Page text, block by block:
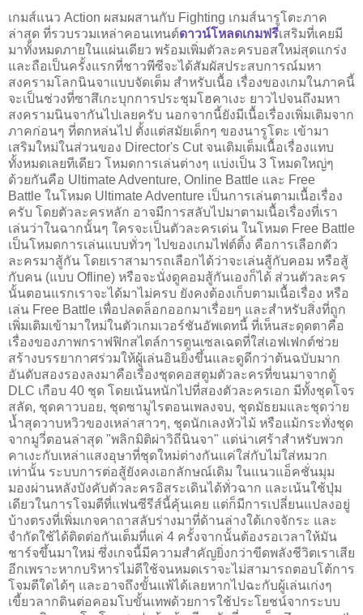
เกมส์แนว Action ผสมผสานกับ Fighting เกมส์นารูโตะภาค
ล่าสุด ที่รวบรวมเหล่าคอนเทนต์ดาวน์โหลดเกมฟรีเสริมที่เคยมี
มาทั้งหมดภายในแผ่นเดียว พร้อมเพิ่มตัวละครบอสใหม่สุดแกร่ง
และถือเป็นครั้งแรกที่ชาวพีซีจะได้สัมผัสประสบการณ์มหา
สงครามโลกนินจาแบบจัดเต็ม สำหรับเนื้อ เรื่องของเกมในภาคนี้
จะเป็นช่วงที่ซาสึเกะบุกการประชุมโฮคาเงะ ยาวไปจนถึงมหา
สงครามนินจากันไปเลยครับ นอกจากนี้ยังมีเนื้อเรื่องเพิ่มเติมจาก
ภาคก่อนๆ ที่ตกหล่นไป ตั้งแต่สมัยเด็กๆ ของนารูโตะ เข้ามา
เสริมใหม่ในส่วนของ Director's Cut จนเติมเต็มเนื้อเรื่องแทบ
ทั้งหมดเลยทีเดียว โหมดการเล่นต่างๆ แบ่งเป็น 3 โหมดใหญ่ๆ
ด้วยกันคือ Ultimate Adventure, Online Battle และ Free
Battle ในโหมด Ultimate Adventure เป็นการเล่นตามเนื้อเรื่อง
ครับ โดยตัวละครหลัก อาจมีการสลับไปมาตามเนื้อเรื่องที่เรา
เล่นว่าในฉากนั้นๆ ใครจะเป็นตัวละครเด่น ในโหมด Free Battle
เป็นโหมดการเล่นแบบทั่วๆ ไปของเกมไฟต์ติ้ง คือการเลือกตัว
ละครมาสู้กัน โดยเราสามารถเลือกได้ว่าจะเล่นสู้กับคอม หรือสู้
กับคน (แบบ Ofline) หรือจะนั่งดูคอมสู้กันเองก็ได้ ส่วนตัวละคร
นั้นตอนแรกเราจะได้มาไม่ครบ ยังคงต้องเก็บตามเนื้อเรื่อง หรือ
เล่น Free Battle เพื่อปลดล็อกออกมาเรื่อยๆ และสำหรับสิ่งที่ถูก
เพิ่มเติมเข้ามาใหม่ในตัวเกมเวอร์ชันอัพเดทนี้ ที่เห็นสะดุดตาคือ
เรื่องของภาพกราฟฟิกสไตล์การตูนเซลเฉดที่ใส่เอฟเฟกต์ช่วย
สร้างบรรยากาศร่วมให้ผู้เล่นอินยิ่งขึ้นและดูดีกว่าต้นฉบับมาก
อันดับสองรองลงมาคือเรื่องชุดคอสตูมตัวละครที่ขนมาจากตู้
DLC เกือบ 40 ชุด โดยเน้นหนักไปที่สองตัวละครเอก มีทั้งชุดโจร
สลัด, ชุดคาวบอย, ชุดซามูไรตอนเพลงจบ, ชุดมัธยมและชุดว่าย
น้ำสุดวาบหวิวของเหล่าสาวๆ, ชุดนักเลงหัวไม้ หรือแม้กระทั่งชุด
จากมูวี่ตอนล่าสุด "พลิกมิติผ่าวิถีนินจา" แต่น่าเศร้าสำหรับพวก
คาเงะกับเหล่าแสงอุษาที่ชุดใหม่ต่างกันแค่ใส่กับไม่ใส่หมวก
เท่านั้น ระบบการต่อสู้ยังคงเอกลักษณ์เดิม ในแนวแอ็คชั่นมุม
มองผ่านหลังบังคับตัวละครอิสระเดินได้ทั่วฉาก และเน้นใช้ปุ่ม
เดียวในการโจมตีที่แฟนซีรีส์นี้คุ้นเคย แต่ก็มีการเปลี่ยนแปลงอยู่
บ้างตรงที่เพิ่มเกจคาถาสลับร่างมาที่ด้านล่างใต้เกจจักระ และ
จำกัดใช้ได้ติดต่อกันเต็มที่แค่ 4 ครั้งจากนั้นต้องรอเวลาให้มัน
ชาร์จขึ้นมาใหม่ ซึ่งเกจนี้มีความสำคัญยิ่งกว่าขีดพลังชีวิตเราเสีย
อีกเพราะหากบริหารไม่ดีใช้จนหมดเราจะไม่สามารถตอบโต้การ
โจมตีใดได้ๆ และอาจถึงขั้นแพ้ได้เลยหากไปฉะกับผู้เล่นเก่งๆ
เขี้ยวลากดินต่อคอมโบขั้นเทพด้วยการใช้ประโยชน์จากระบบ